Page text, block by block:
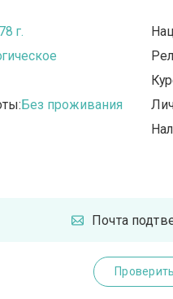
г.
Без проживания
Почта
Проверить